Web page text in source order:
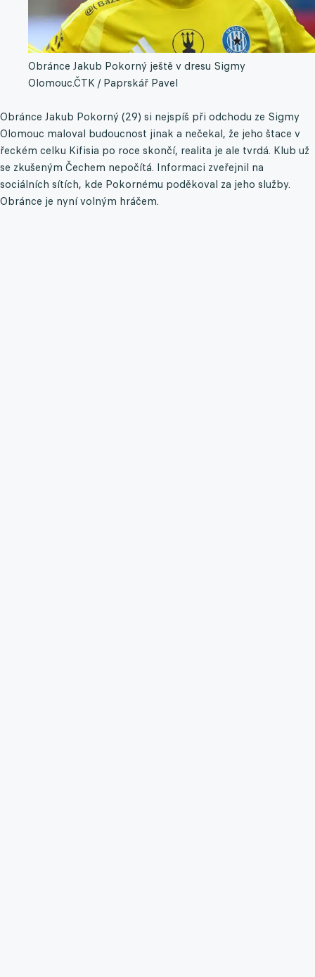
Obránce Jakub Pokorný ještě v dresu Sigmy
Olomouc.ČTK / Paprskář Pavel
Obránce Jakub Pokorný (29) si nejspíš při odchodu ze Sigmy
Olomouc maloval budoucnost jinak a nečekal, že jeho štace v
řeckém celku Kifisia po roce skončí, realita je ale tvrdá. Klub už
se zkušeným Čechem nepočítá. Informaci zveřejnil na
sociálních sítích, kde Pokornému poděkoval za jeho služby.
Obránce je nyní volným hráčem.